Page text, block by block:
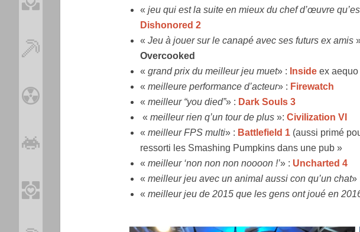
« jeu qui est la suite en mieux du chef d’œuvre
Dishonored 2
« Jeu à jouer sur le canapé avec ses futurs ex amis
Overcooked
« grand prix du meilleur jeu muet» : Inside ex
« meilleure performance d’acteur» : Firewatch
« meilleur “you died”» : Dark Souls 3
« meilleur rien q’un tour de plus »: Civilization VI
« meilleur FPS multi» : Battlefield 1 (aussi primé
ressorti les Smashing Pumpkins dans une pub »
« meilleur ‘non non non noooon !’» : Uncharted 4
« meilleur jeu avec un animal aussi con qu’un chat»
« meilleur jeu de 2015 que les gens ont joué en